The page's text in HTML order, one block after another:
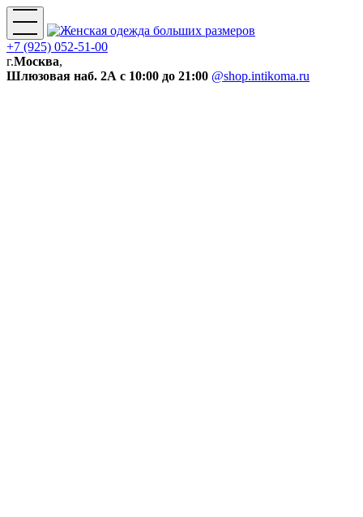
+7 (925) 052-51-00
г.Москва,
Шлюзовая наб. 2А с 10:00 до 21:00 @shop.intikoma.ru